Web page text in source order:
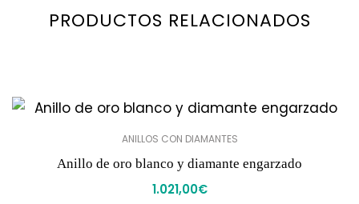
PRODUCTOS RELACIONADOS
ANILLOS CON DIAMANTES
Anillo de oro blanco y diamante engarzado
1.021,00€